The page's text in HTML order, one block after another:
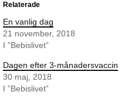
Relaterade
En vanlig dag
21 november, 2018
I ”Bebislivet”
Dagen efter 3-månadersvaccin
30 maj, 2018
I ”Bebislivet”